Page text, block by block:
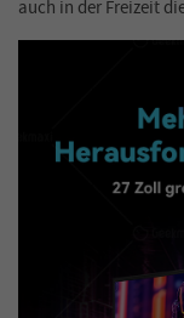
auch in der Freizeit